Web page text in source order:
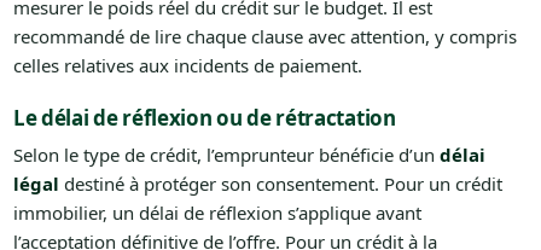
mesurer le poids réel du crédit sur le budget. Il est
recommandé de lire chaque clause avec attention, y compris
celles relatives aux incidents de paiement.
Le délai de réflexion ou de rétractation
Selon le type de crédit, l’emprunteur bénéficie d’un délai
légal destiné à protéger son consentement. Pour un crédit
immobilier, un délai de réflexion s’applique avant
l’acceptation définitive de l’offre. Pour un crédit à la